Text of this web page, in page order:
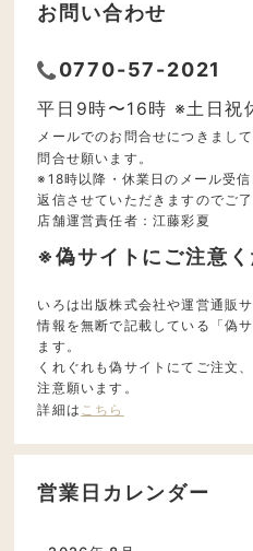
お問い合わせ
0770-57-2021
平日9時〜16時 ※土日祝
メールでのお問合せにつきまして
問合せ願います。
※18時以降・休業日のメール受
返信させていただきますのでご了
店舗運営責任者：江藤彩夏
※偽サイトにご注意く
いろは出版株式会社や運営通販
情報を無断で記載している「偽
ます。
くれぐれも偽サイトにてご注文
注意願います。
詳細は こちら
営業日カレンダー